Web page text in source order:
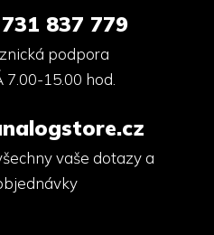
i
u
837 779
podpora
7.00-15.00 hod.
vaše dotazy a